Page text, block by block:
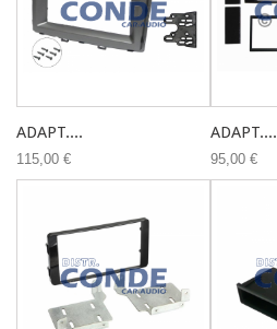
ADAPT....
115,00 €
ADAPT....
95,00 €